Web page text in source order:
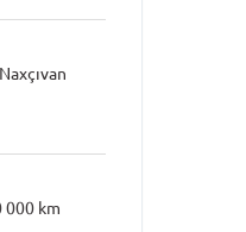
000 km